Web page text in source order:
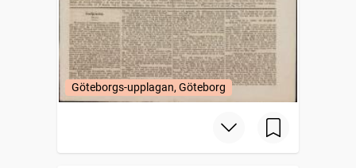
Göteborgs-upplagan, Göteborg